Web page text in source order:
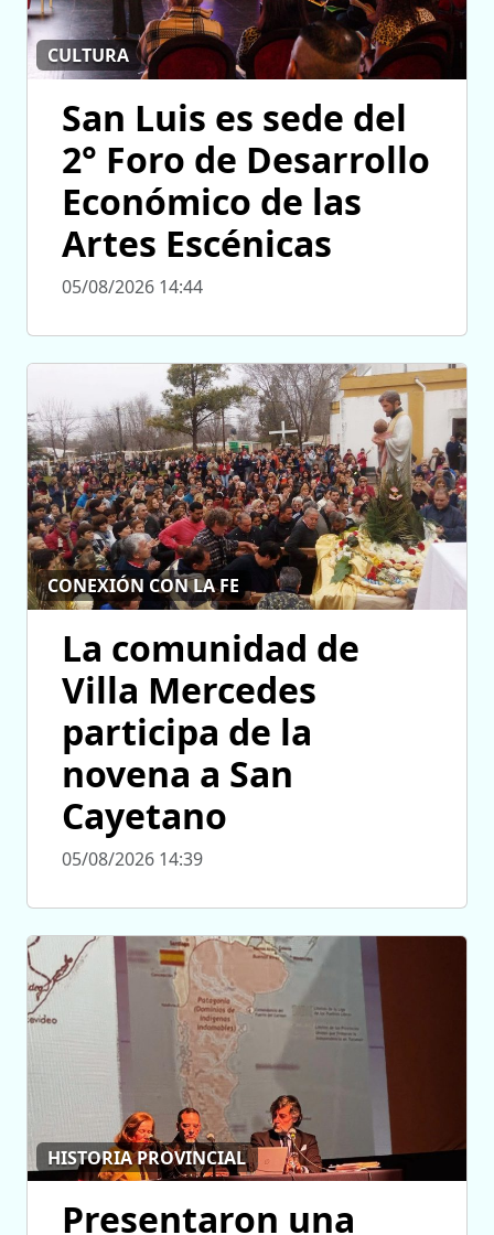
CULTURA
San Luis es sede del
2° Foro de Desarrollo
Económico de las
Artes Escénicas
05/08/2026 14:44
CONEXIÓN CON LA FE
La comunidad de
Villa Mercedes
participa de la
novena a San
Cayetano
05/08/2026 14:39
HISTORIA PROVINCIAL
Presentaron una